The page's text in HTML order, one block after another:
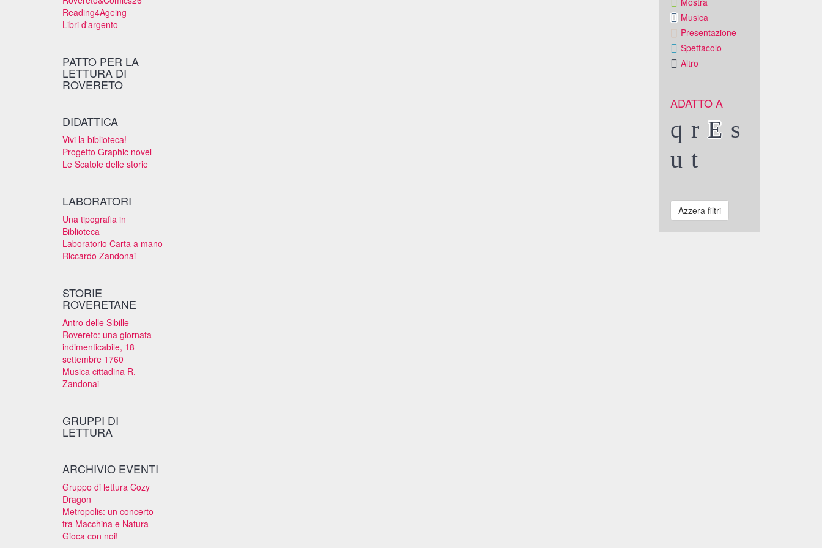
Reading4Ageing
Libri d'argento
PATTO PER LA
LETTURA DI
ROVERETO
DIDATTICA
Vivi la biblioteca!
Progetto Graphic novel
Le Scatole delle storie
LABORATORI
Una tipografia in
Biblioteca
Laboratorio Carta a mano
Riccardo Zandonai
STORIE
ROVERETANE
Antro delle Sibille
Rovereto: una giornata
indimenticabile, 18
settembre 1760
Musica cittadina R.
Zandonai
GRUPPI DI
LETTURA
ARCHIVIO EVENTI
Gruppo di lettura Cozy
Dragon
Metropolis: un concerto
tra Macchina e Natura
Gioca con noi!
Musica
Presentazione
Spettacolo
Altro
ADATTO A
Azzera filtri